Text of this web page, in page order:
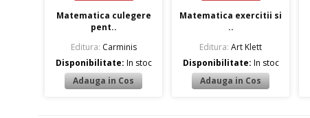
Matematica culegere
pent..
Editura: Carminis
Disponibilitate: In stoc
Matematica exercitii si
..
Editura: Art Klett
Disponibilitate: In stoc